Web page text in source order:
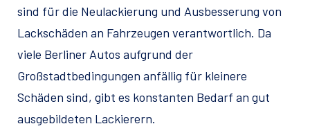
sind für die Neulackierung und Ausbesserung von
Lackschäden an Fahrzeugen verantwortlich. Da
viele Berliner Autos aufgrund der
Großstadtbedingungen anfällig für kleinere
Schäden sind, gibt es konstanten Bedarf an gut
ausgebildeten Lackierern.